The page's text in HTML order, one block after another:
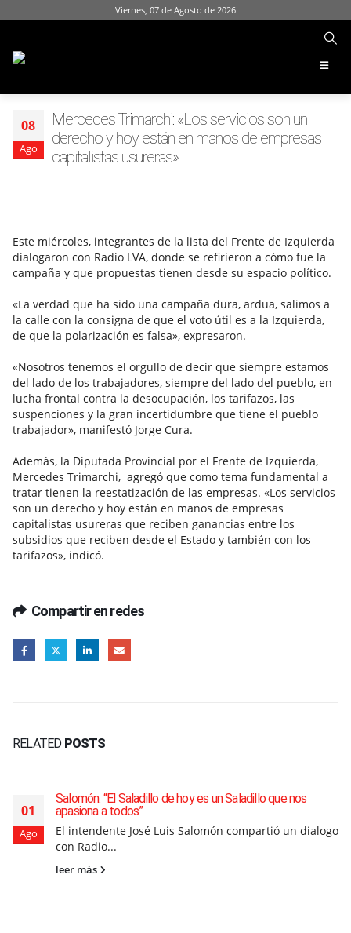
Viernes, 07 de Agosto de 2026
08
Ago
Mercedes Trimarchi: «Los servicios son un
derecho y hoy están en manos de empresas
capitalistas usureras»
Este miércoles, integrantes de la lista del Frente de Izquierda
dialogaron con Radio LVA, donde se refirieron a cómo fue la
campaña y que propuestas tienen desde su espacio político.
«La verdad que ha sido una campaña dura, ardua, salimos a
la calle con la consigna de que el voto útil es a la Izquierda,
de que la polarización es falsa», expresaron.
«Nosotros tenemos el orgullo de decir que siempre estamos
del lado de los trabajadores, siempre del lado del pueblo, en
lucha frontal contra la desocupación, los tarifazos, las
suspenciones y la gran incertidumbre que tiene el pueblo
trabajador», manifestó Jorge Cura.
Además, la Diputada Provincial por el Frente de Izquierda,
Mercedes Trimarchi, agregó que como tema fundamental a
tratar tienen la reestatización de las empresas. «Los servicios
son un derecho y hoy están en manos de empresas
capitalistas usureras que reciben ganancias entre los
subsidios que reciben desde el Estado y también con los
tarifazos», indicó.
Compartir en redes
RELATED POSTS
01
Ago
Salomón: “El Saladillo de hoy es un Saladillo que nos
apasiona a todos”
El intendente José Luis Salomón compartió un dialogo
con Radio...
leer más